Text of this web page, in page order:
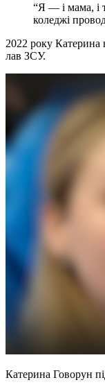
“Я — і мама, і
коледжі
2022 року Катерина
лав ЗСУ.
Катерина Говорун